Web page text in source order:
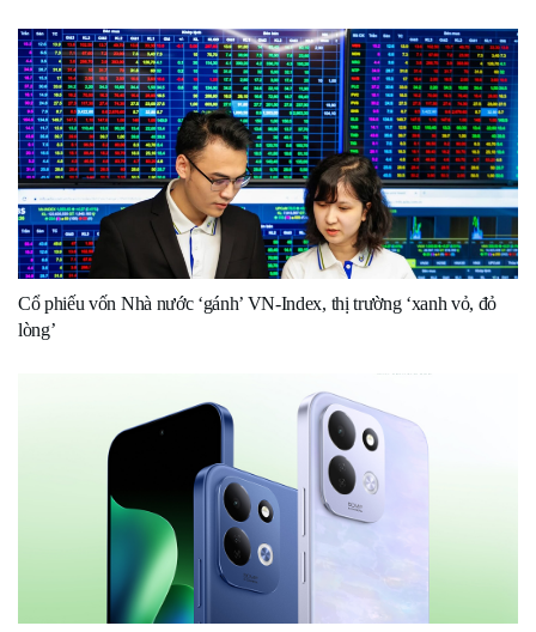
Cổ phiếu vốn Nhà nước ‘gánh’ VN-Index, thị trường ‘xanh vỏ, đỏ
lòng’